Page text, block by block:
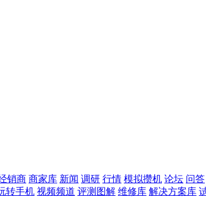
销商 商家库 新闻 调研 行情 模拟攒机 论坛 问答
转手机 视频频道 评测图解 维修库 解决方案库